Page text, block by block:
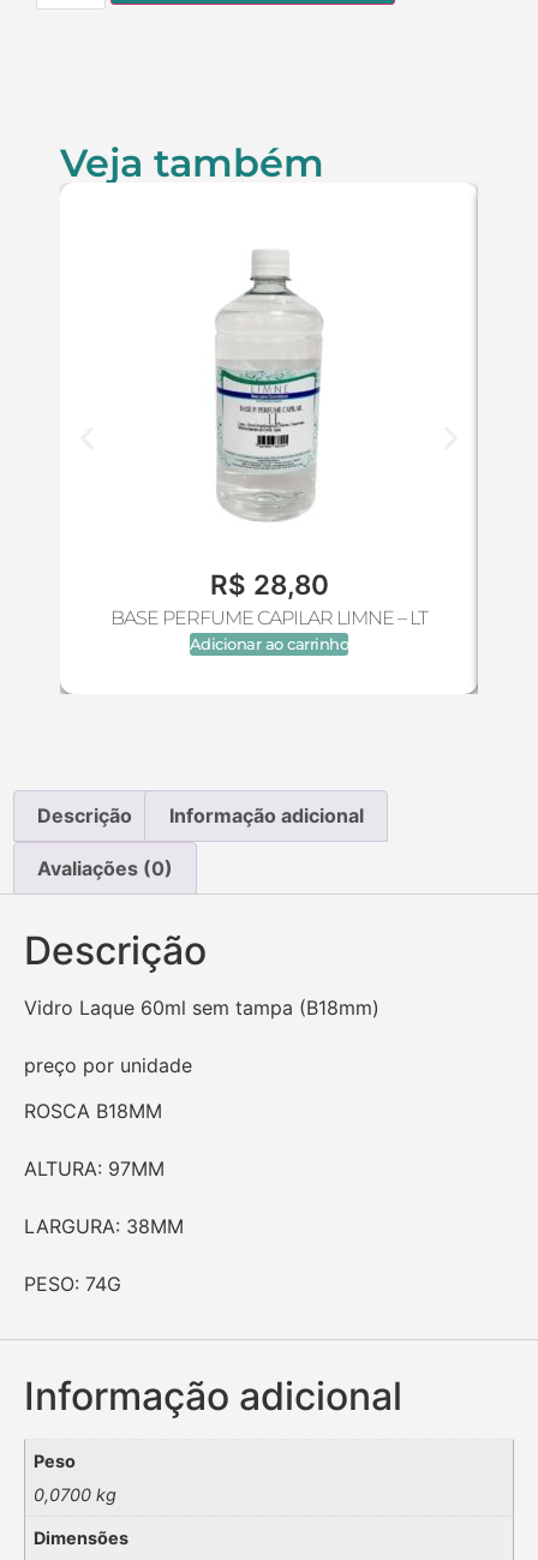
Veja também
R$ 28,80
BASE PERFUME CAPILAR LIMNE – LT
Adicionar ao carrinho
Descrição Informação adicional
Avaliações (0)
Descrição
Vidro Laque 60ml sem tampa (B18mm)
preço por unidade
ROSCA B18MM
ALTURA: 97MM
LARGURA: 38MM
PESO: 74G
Informação adicional
Peso
0,0700 kg
Dimensões